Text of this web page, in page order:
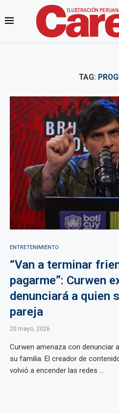
TAG:
ENTRETENIMIENTO
“Van a terminar
pagarme”: Curwen
denunciará a quien
pareja
20 mayo, 2026
Curwen amenaza con denunciar
su familia. El creador de
volvió a encender las redes ...